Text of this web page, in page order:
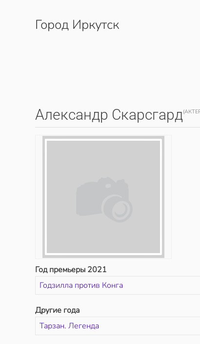
Перейти к содержимому
Город Иркутск
Александр Скарсгард
Год премьеры 2021
Годзилла против Конга
Другие года
Тарзан. Легенда